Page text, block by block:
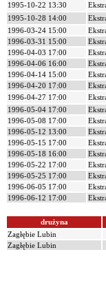
1995-10-22 13:30
1995-10-28 14:00
1996-03-24 15:00
1996-03-31 15:00
1996-04-03 17:00
1996-04-06 16:00
1996-04-14 15:00
1996-04-20 17:00
1996-04-27 17:00
1996-05-04 17:00
1996-05-08 17:00
1996-05-12 13:00
1996-05-15 17:00
1996-05-18 16:00
1996-05-22 17:00
1996-05-25 17:00
1996-06-05 17:00
1996-06-12 17:00
drużyna
Zagłębie Lubin
Zagłębie Lubin